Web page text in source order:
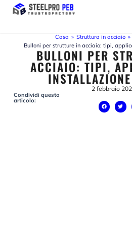
contenuto
Casa » Struttura in acciaio »
Bulloni per strutture in acciaio: tipi,
BULLONI PER
ACCIAIO: TIPI,
2 febbraio
Condividi questo
articolo: